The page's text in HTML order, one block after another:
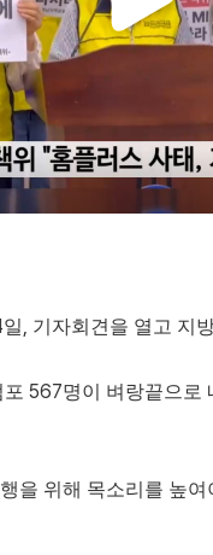
, 기자회견을 열고 지
567명이 벼랑끝으
을 위해 목소리를 높